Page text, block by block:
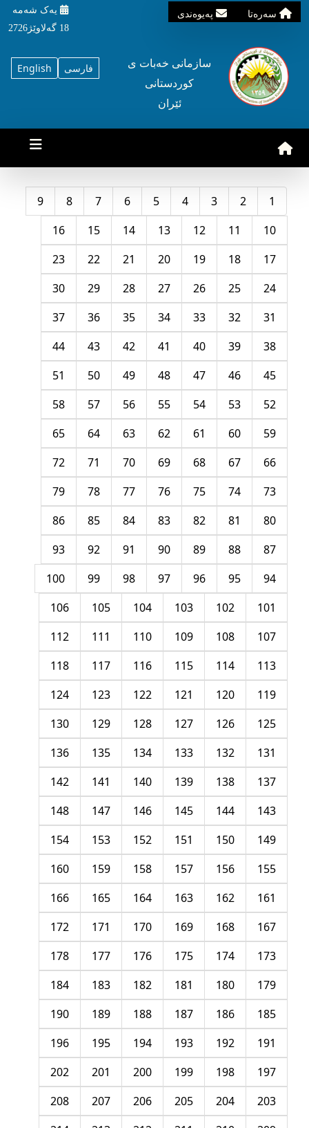
سه‌ره‌تا په‌یوه‌ندی
یه‌ک شه‌مه‌
18 گه‌لاوێژ2726
English فارسی
سازمانی خه‌بات ی
کوردستانی
ئێران
1
2
3
4
5
6
7
8
9
10
11
12
13
14
15
16
17
18
19
20
21
22
23
24
25
26
27
28
29
30
31
32
33
34
35
36
37
38
39
40
41
42
43
44
45
46
47
48
49
50
51
52
53
54
55
56
57
58
59
60
61
62
63
64
65
66
67
68
69
70
71
72
73
74
75
76
77
78
79
80
81
82
83
84
85
86
87
88
89
90
91
92
93
94
95
96
97
98
99
100
101
102
103
104
105
106
107
108
109
110
111
112
113
114
115
116
117
118
119
120
121
122
123
124
125
126
127
128
129
130
131
132
133
134
135
136
137
138
139
140
141
142
143
144
145
146
147
148
149
150
151
152
153
154
155
156
157
158
159
160
161
162
163
164
165
166
167
168
169
170
171
172
173
174
175
176
177
178
179
180
181
182
183
184
185
186
187
188
189
190
191
192
193
194
195
196
197
198
199
200
201
202
203
204
205
206
207
208